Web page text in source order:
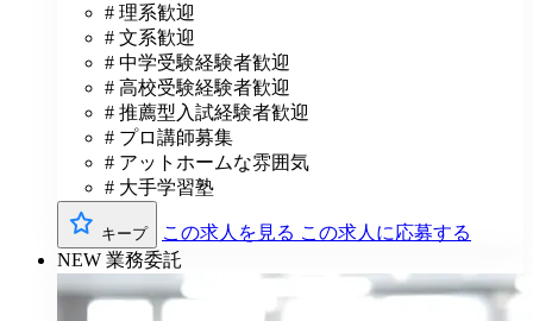
# 理系歓迎
# 文系歓迎
# 中学受験経験者歓迎
# 高校受験経験者歓迎
# 推薦型入試経験者歓迎
# プロ講師募集
# アットホームな雰囲気
# 大手学習塾
キープ この求人を見る この求人に応募する
NEW 業務委託